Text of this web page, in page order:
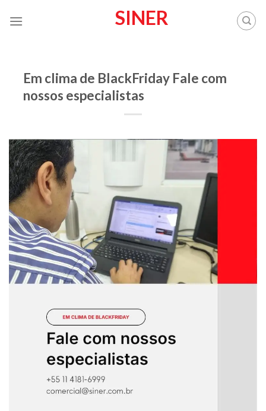
SINER
Em clima de BlackFriday Fale com
nossos especialistas